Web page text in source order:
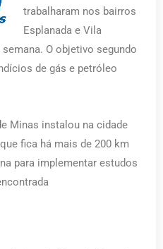
trabalharam nos bairros
Esplanada e Vila
O objetivo segundo
de gás e petróleo
Minas instalou na cidade
fica há mais de 200 km
para implementar estudos